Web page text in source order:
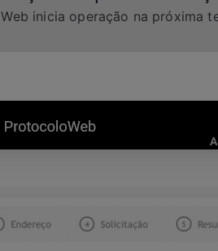
inicia operação na próxima